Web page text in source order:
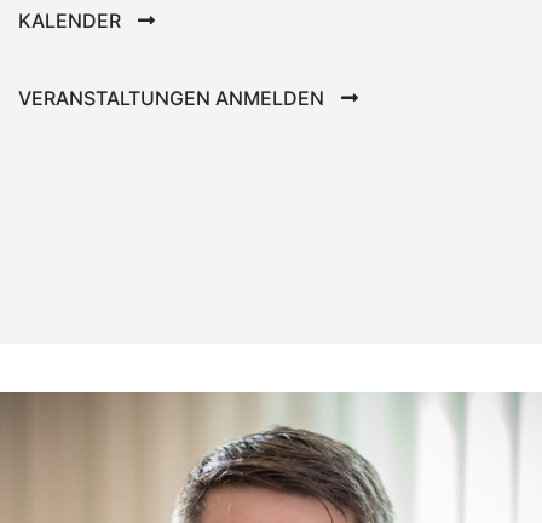
KALENDER
VERANSTALTUNGEN ANMELDEN